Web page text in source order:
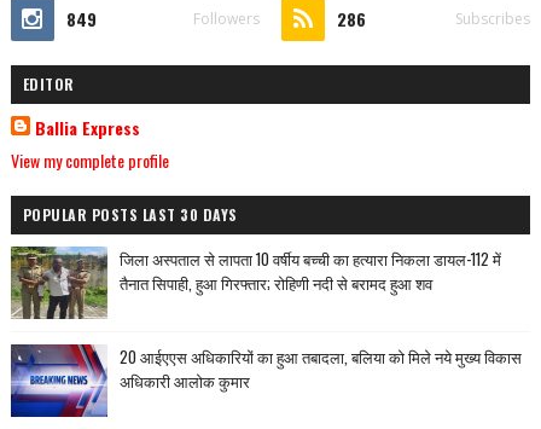
849 Followers 286 Subscribes
EDITOR
Ballia Express
View my complete profile
POPULAR POSTS LAST 30 DAYS
जिला अस्पताल से लापता 10 वर्षीय बच्ची का हत्यारा निकला डायल-112 में
तैनात सिपाही, हुआ गिरफ्तार; रोहिणी नदी से बरामद हुआ शव
20 आईएएस अधिकारियों का हुआ तबादला, बलिया को मिले नये मुख्य विकास
अधिकारी आलोक कुमार